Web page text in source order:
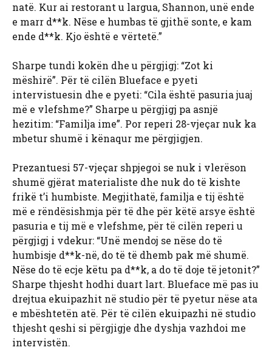
natë. Kur ai restorant u largua, Shannon, unë ende
e marr d**k. Nëse e humbas të gjithë sonte, e kam
ende d**k. Kjo është e vërtetë.”
Sharpe tundi kokën dhe u përgjigj: “Zot ki
mëshirë”. Për të cilën Blueface e pyeti
intervistuesin dhe e pyeti: “Cila është pasuria juaj
më e vlefshme?” Sharpe u përgjigj pa asnjë
hezitim: “Familja ime”. Por reperi 28-vjeçar nuk ka
mbetur shumë i kënaqur me përgjigjen.
Prezantuesi 57-vjeçar shpjegoi se nuk i vlerëson
shumë gjërat materialiste dhe nuk do të kishte
frikë t’i humbiste. Megjithatë, familja e tij është
më e rëndësishmja për të dhe për këtë arsye është
pasuria e tij më e vlefshme, për të cilën reperi u
përgjigj i vdekur: “Unë mendoj se nëse do të
humbisje d**k-në, do të të dhemb pak më shumë.
Nëse do të ecje këtu pa d**k, a do të doje të jetonit?”
Sharpe thjesht hodhi duart lart. Blueface më pas iu
drejtua ekuipazhit në studio për të pyetur nëse ata
e mbështetën atë. Për të cilën ekuipazhi në studio
thjesht qeshi si përgjigje dhe dyshja vazhdoi me
intervistën.